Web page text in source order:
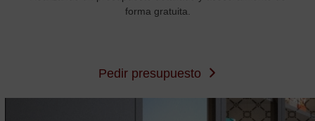
forma gratuita.
Pedir presupuesto